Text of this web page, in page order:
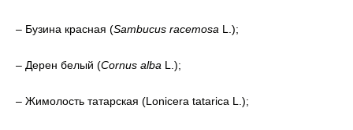
– Бузина красная (Sambucus racemosa L.);
– Дерен белый (Cornus alba L.);
– Жимолость татарская (Lonicera tatarica L.);